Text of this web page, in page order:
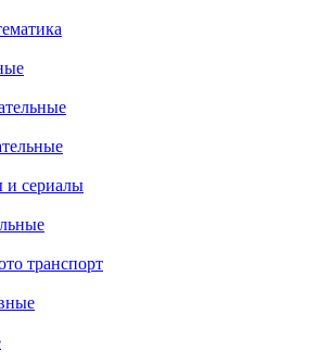
сериалы
транспорт